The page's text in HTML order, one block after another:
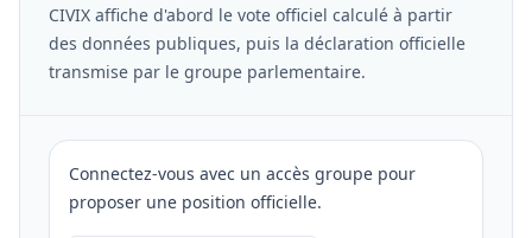
CIVIX affiche d'abord le vote officiel calculé à partir
des données publiques, puis la déclaration officielle
transmise par le groupe parlementaire.
Connectez-vous avec un accès groupe pour
proposer une position officielle.